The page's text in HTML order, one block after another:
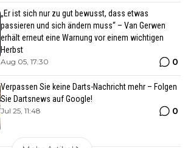
„Er ist sich nur zu gut bewusst, dass etwas
passieren und sich ändern muss“ – Van Gerwen
erhält erneut eine Warnung vor einem wichtigen
Herbst
Aug 05, 17:30 0
Verpassen Sie keine Darts-Nachricht mehr – Folgen
Sie Dartsnews auf Google!
Jul 25, 11:48 0